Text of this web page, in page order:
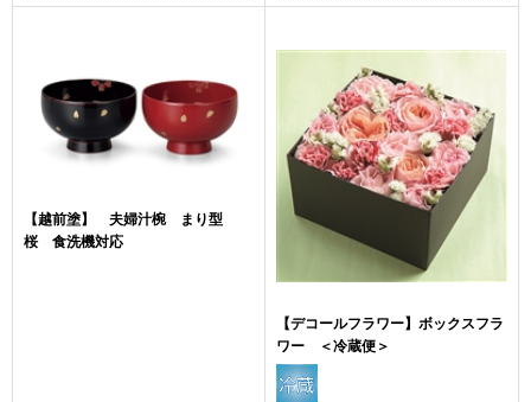
【越前塗】 夫婦汁椀 まり型
桜 食洗機対応
【デコールフラワー】ボックスフラ
ワー ＜冷蔵便＞